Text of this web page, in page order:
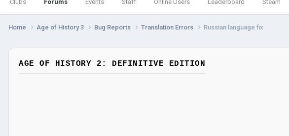
Clubs Forums Events Staff Online Users Leaderboard Steam
Home Age of History 3 Bug Reports Translation Errors Russian language fix
AGE OF HISTORY 2: DEFINITIVE EDITION